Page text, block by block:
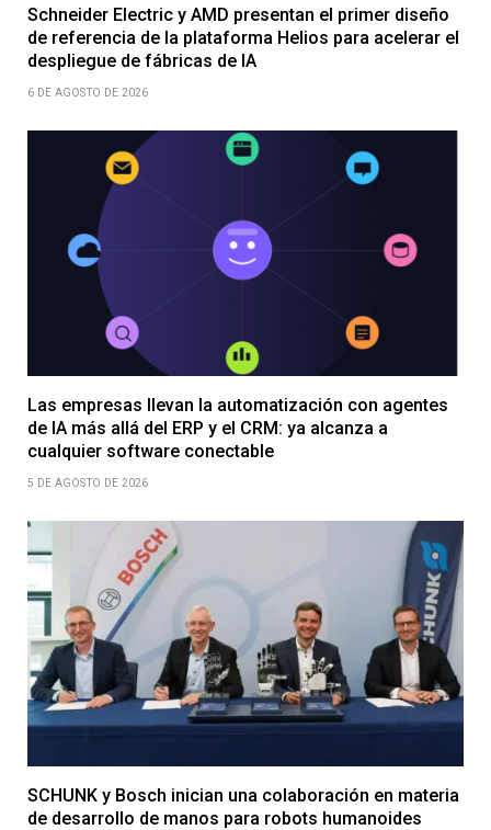
Schneider Electric y AMD presentan el primer diseño
de referencia de la plataforma Helios para acelerar el
despliegue de fábricas de IA
6 DE AGOSTO DE 2026
Las empresas llevan la automatización con agentes
de IA más allá del ERP y el CRM: ya alcanza a
cualquier software conectable
5 DE AGOSTO DE 2026
SCHUNK y Bosch inician una colaboración en materia
de desarrollo de manos para robots humanoides